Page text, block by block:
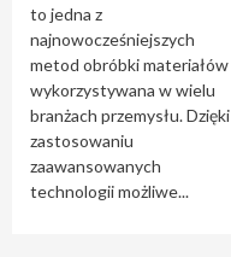
to jedna z
najnowocześniejszych
metod obróbki materiałów
wykorzystywana w wielu
branżach przemysłu. Dzięki
zastosowaniu
zaawansowanych
technologii możliwe...